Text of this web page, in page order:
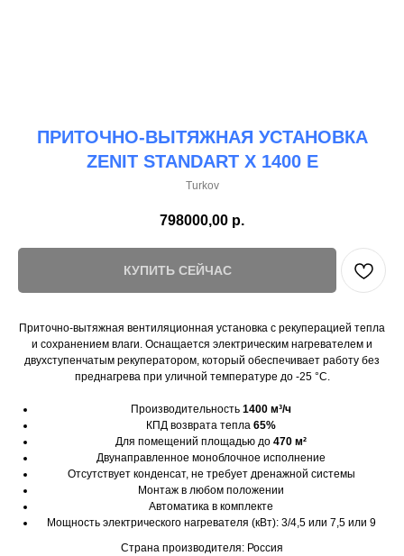
ПРИТОЧНО-ВЫТЯЖНАЯ УСТАНОВКА
ZENIT STANDART X 1400 E
Turkov
798000,00 р.
КУПИТЬ СЕЙЧАС
Приточно-вытяжная вентиляционная установка с рекуперацией тепла
и сохранением влаги. Оснащается электрическим нагревателем и
двухступенчатым рекуператором, который обеспечивает работу без
преднагрева при уличной температуре до -25 °С.
Производительность 1400 м³/ч
КПД возврата тепла 65%
Для помещений площадью до 470 м²
Двунаправленное моноблочное исполнение
Отсутствует конденсат, не требует дренажной системы
Монтаж в любом положении
Автоматика в комплекте
Мощность электрического нагревателя (кВт): 3/4,5 или 7,5 или 9
Страна производителя: Россия